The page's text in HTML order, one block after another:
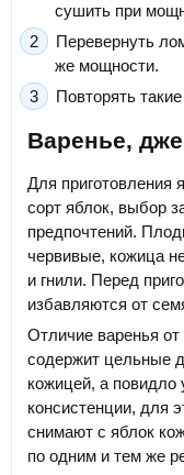
сушить при
Перевернуть
же мощности.
Повторять
Варенье,
Для приготовления
сорт яблок, выбор
предпочтений.
червивые, кожица
и гнили. Перед
избавляются от
Отличие варенья
содержит цельные
кожицей, а повидло
консистенции, для
снимают с яблок
по одним и тем же